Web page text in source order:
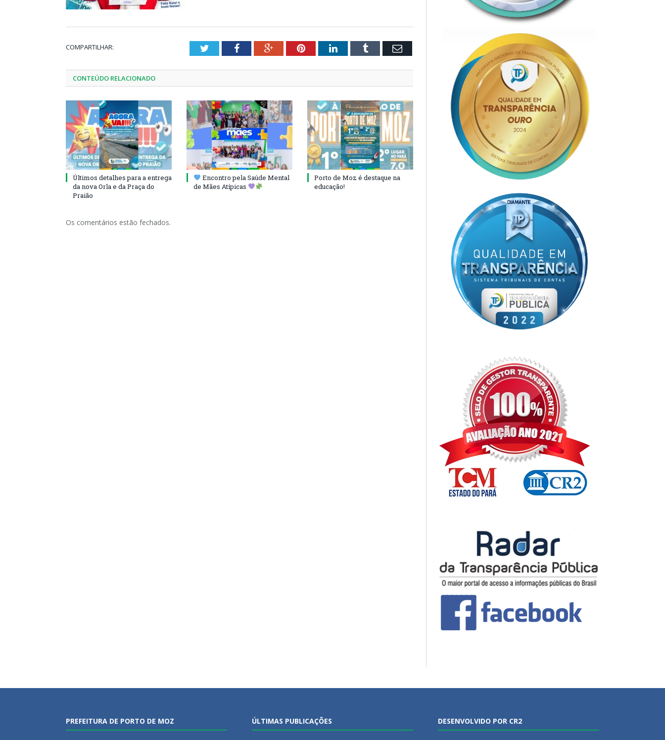
COMPARTILHAR: TwitterFacebookGoogle+PinterestLinkedInTumblr Email
CONTEÚDO RELACIONADO
Últimos detalhes para a entrega
da nova Orla e da Praça do
Praião
Encontro pela Saúde Mental
de Mães Atípicas
Porto de Moz é destaque na
educação!
Os comentários estão fechados.
PREFEITURA DE PORTO DE MOZ ÚLTIMAS PUBLICAÇÕES DESENVOLVIDO POR CR2